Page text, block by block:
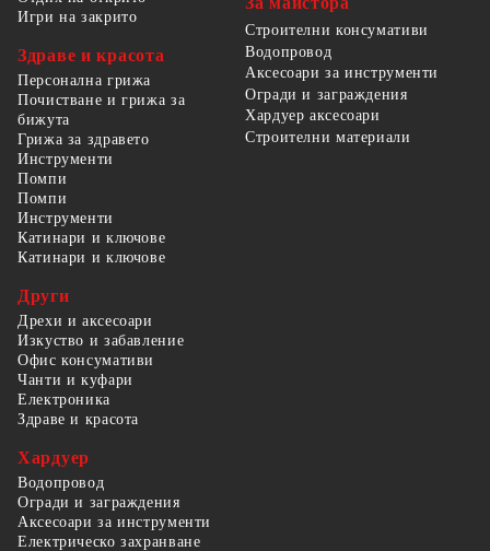
Игри на закрито
Здраве и красота
Персонална грижа
Почистване и грижа за
бижута
Грижа за здравето
Строителни консумативи
Водопровод
Аксесоари за инструменти
Огради и заграждения
Хардуер аксесоари
Строителни материали
Инструменти
Помпи
Помпи
Инструменти
Катинари и ключове
Катинари и ключове
Други
Дрехи и аксесоари
Изкуство и забавление
Офис консумативи
Чанти и куфари
Електроника
Здраве и красота
Хардуер
Водопровод
Огради и заграждения
Аксесоари за инструменти
Електрическо захранване